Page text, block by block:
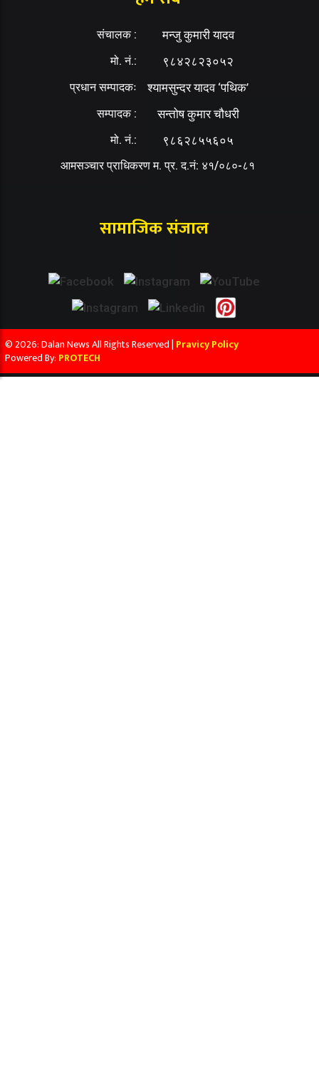
संचालक : मन्जु कुमारी यादव
मो. नं.: ९८४२८२३०५२
प्रधान सम्पादकः श्यामसुन्दर यादव ‘पथिक’
सम्पादक : सन्तोष कुमार चौधरी
मो. नं.: ९८६२८५५६०५
आमसञ्चार प्राधिकरण म. प्र. द.नं: ४१/०८०-८१
सामाजिक संजाल
© 2026: Dalan News All Rights Reserved | Pravicy Policy
Powered By: PROTECH